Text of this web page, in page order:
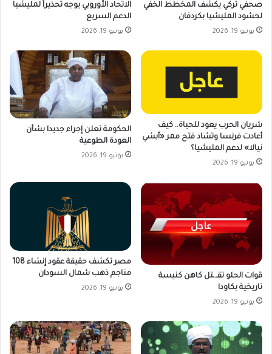
صحفي تركي يكشف المخطط الخفي
لحشود المليشيا بكردفان
يونيو 19, 2026
الاتحاد الأوروبي يوجه تحذيراً لمليشيا
الدعم السريع
يونيو 19, 2026
شريان الحرب يعود للحياة.. كيف
أعادت فرنسا وتشاد فتح ممر «أبشي
نيالا» لدعم المليشيا؟
يونيو 19, 2026
الحكومة تعلن إجراء جديدا بشأن
العودة الطوعية
يونيو 19, 2026
قوات الحلو تقـ.ـتل كاهن كنيسة
تاريخية بكاودا
يونيو 19, 2026
مصر تكشف حقيقة عقود إنشاء 108
مناجم ذهب شمال السودان
يونيو 19, 2026